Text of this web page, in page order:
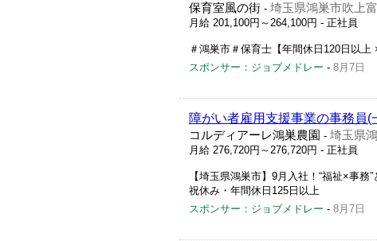
保育室風の街 - 埼玉県鴻巣市吹上
月給 201,100円～264,100円 - 正社員
＃鴻巣市＃保育士【年間休日120日以
スポンサー：ジョブメドレー - 8月7日
障がい者雇用支援事業の事務員(
コルディアーレ鴻巣農園 - 埼玉県
月給 276,720円～276,720円 - 正社員
【埼玉県鴻巣市】9月入社！“福祉×事
祝休み・年間休日125日以上
スポンサー：ジョブメドレー - 8月7日